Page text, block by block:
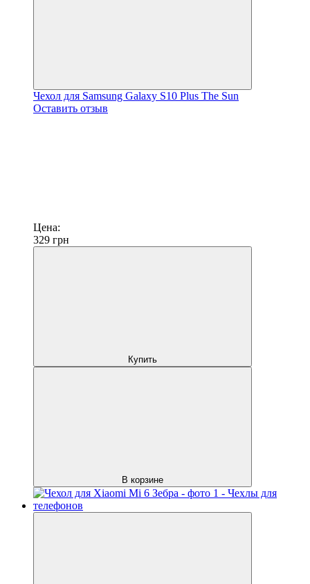
Чехол для Samsung Galaxy S10 Plus The Sun
Оставить отзыв
Цена:
329 грн
Купить
В корзине